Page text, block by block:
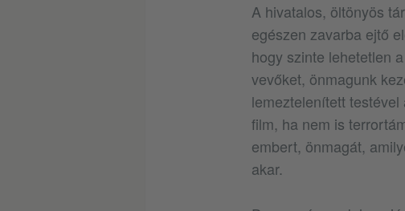
A hivatalos, öltönyös
egészen zavarba ejtő
hogy szinte lehetetlen
vevőket, önmagunk
lemeztelenített
film, ha nem is
embert, önmagát,
akar.